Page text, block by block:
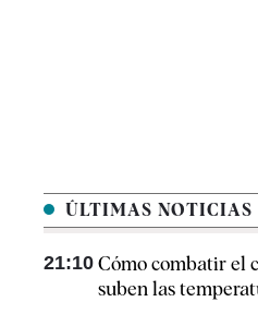
ÚLTIMAS NOTICIAS
21:10 Cómo combatir el
suben las